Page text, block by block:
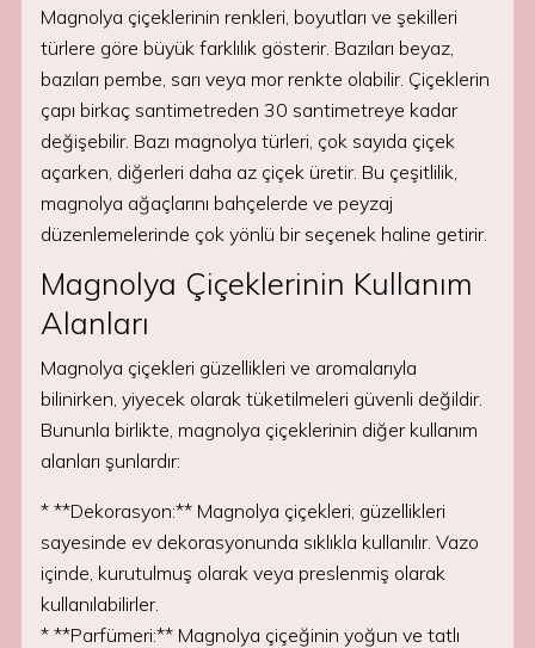
Magnolya çiçeklerinin renkleri, boyutları ve şekilleri
türlere göre büyük farklılık gösterir. Bazıları beyaz,
bazıları pembe, sarı veya mor renkte olabilir. Çiçeklerin
çapı birkaç santimetreden 30 santimetreye kadar
değişebilir. Bazı magnolya türleri, çok sayıda çiçek
açarken, diğerleri daha az çiçek üretir. Bu çeşitlilik,
magnolya ağaçlarını bahçelerde ve peyzaj
düzenlemelerinde çok yönlü bir seçenek haline getirir.
Magnolya Çiçeklerinin Kullanım
Alanları
Magnolya çiçekleri güzellikleri ve aromalarıyla
bilinirken, yiyecek olarak tüketilmeleri güvenli değildir.
Bununla birlikte, magnolya çiçeklerinin diğer kullanım
alanları şunlardır:
* **Dekorasyon:** Magnolya çiçekleri, güzellikleri
sayesinde ev dekorasyonunda sıklıkla kullanılır. Vazo
içinde, kurutulmuş olarak veya preslenmiş olarak
kullanılabilirler.
* **Parfümeri:** Magnolya çiçeğinin yoğun ve tatlı